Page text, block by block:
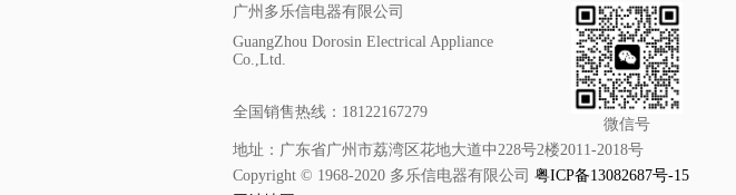
广州多乐信电器有限公司
GuangZhou Dorosin Electrical Appliance
Co.,Ltd.
全国销售热线：18122167279
微信号
地址：广东省广州市荔湾区花地大道中228号2楼2011-2018号
Copyright © 1968-2020 多乐信电器有限公司 粤ICP备13082687号-15